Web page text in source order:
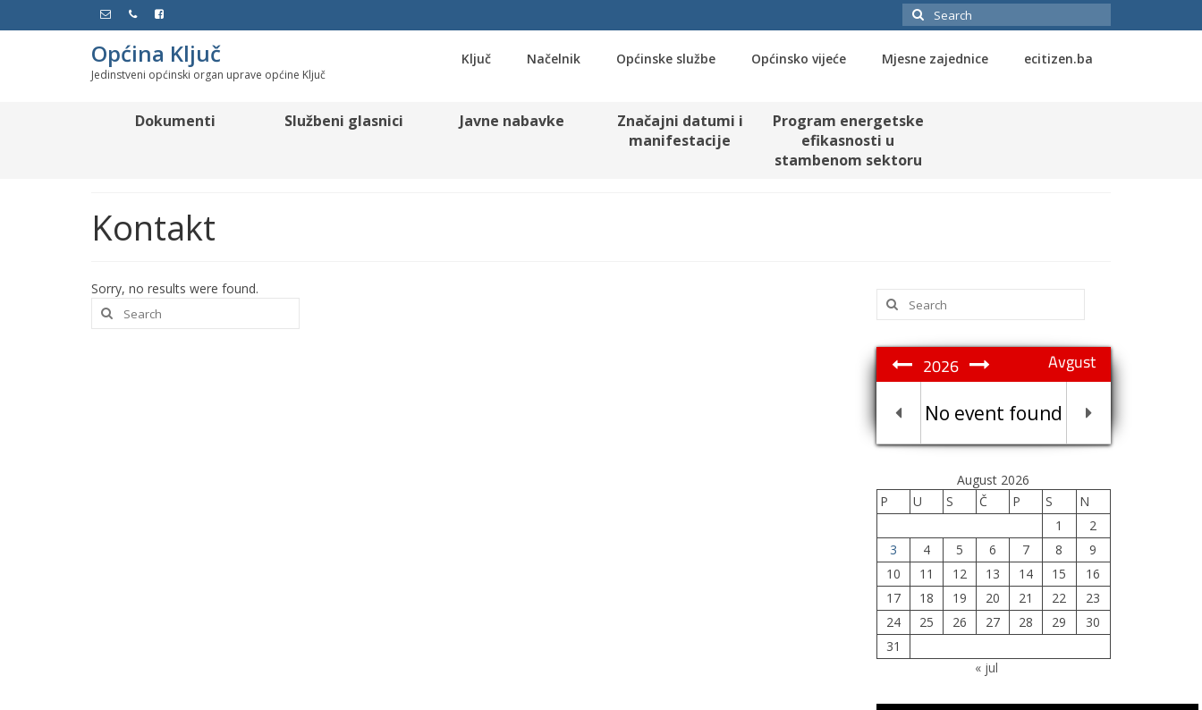
Search
for:
Općina Ključ
Jedinstveni općinski organ uprave općine Ključ
Ključ Načelnik Općinske službe Općinsko vijeće Mjesne zajednice ecitizen.ba
Dokumenti Službeni glasnici Javne nabavke
Značajni datumi i
manifestacije
Program energetske
efikasnosti u
stambenom sektoru
Kontakt
Sorry, no results were found.
Search
for:
Search
for:
Avgust
2026
No event found
August 2026
P
U S Č P S
N
1
2
3
4 5 6 7 8
9
10
11 12 13 14 15
16
17
18 19 20 21 22
23
24
25 26 27 28 29
30
31
« jul